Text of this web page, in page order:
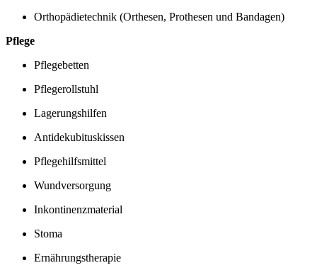
Orthopädietechnik (Orthesen, Prothesen und Bandagen)
Pflege
Pflegebetten
Pflegerollstuhl
Lagerungshilfen
Antidekubituskissen
Pflegehilfsmittel
Wundversorgung
Inkontinenzmaterial
Stoma
Ernährungstherapie